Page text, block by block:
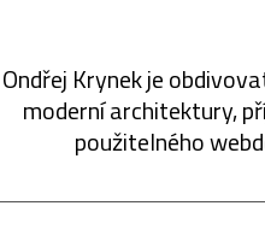
Ondřej Krynek je
moderní architektury,
použitelného